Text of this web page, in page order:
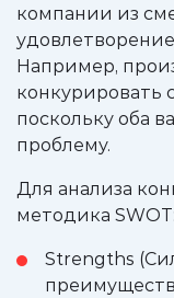
компании из
Например,
конкурировать
поскольку оба
проблему.
Для анализа
методика SWOT:
Strengths